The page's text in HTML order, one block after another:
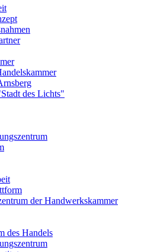
des Lichts"
der Handwerkskammer
des Handels